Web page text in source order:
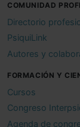
COMUNIDAD
Directorio
PsiquiLink
Autores y
FORMACIÓN Y
Cursos
Congreso
Agenda de